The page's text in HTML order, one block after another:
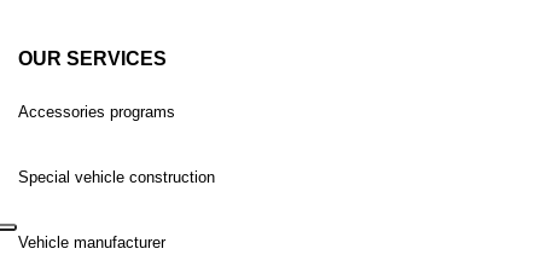
OUR SERVICES
Accessories programs
Special vehicle construction
Vehicle manufacturer